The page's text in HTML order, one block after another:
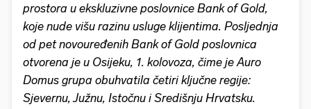
prostora u ekskluzivne poslovnice Bank of Gold,
koje nude višu razinu usluge klijentima. Posljednja
od pet novouređenih Bank of Gold poslovnica
otvorena je u Osijeku, 1. kolovoza, čime je Auro
Domus grupa obuhvatila četiri ključne regije:
Sjevernu, Južnu, Istočnu i Središnju Hrvatsku.